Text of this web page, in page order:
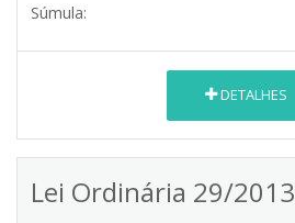
Súmula:
DETALHES
Lei Ordinária 29/2013